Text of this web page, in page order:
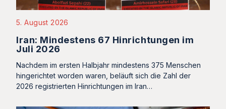
5. August 2026
Iran: Mindestens 67 Hinrichtungen im
Juli 2026
Nachdem im ersten Halbjahr mindestens 375 Menschen
hingerichtet worden waren, beläuft sich die Zahl der
2026 registrierten Hinrichtungen im Iran…